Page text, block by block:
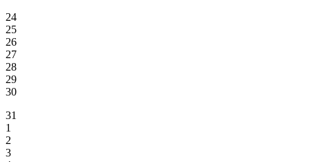
24
25
26
27
28
29
30
31
1
2
3